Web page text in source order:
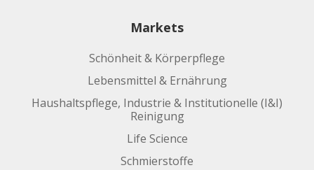
Markets
Schönheit & Körperpflege
Lebensmittel & Ernährung
Haushaltspflege, Industrie & Institutionelle (I&I)
Reinigung
Life Science
Schmierstoffe